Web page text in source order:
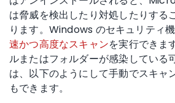
は脅威を検出したり対処したりする
ります。Windows のセキュリティ
速かつ高度なスキャンを実行できま
ルまたはフォルダーが感染している
は、以下のようにして手動でスキャ
もできます。